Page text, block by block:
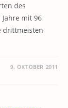
des
mit 96
drittmeisten
9. OKTOBER 2011